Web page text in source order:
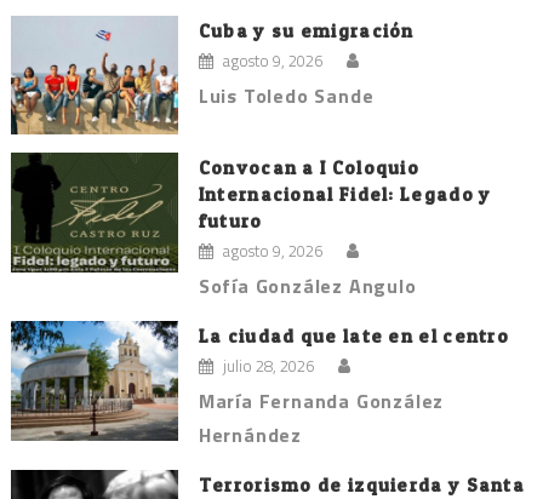
Cuba y su emigración
agosto 9, 2026
Luis Toledo Sande
Convocan a I Coloquio
Internacional Fidel: Legado y
futuro
agosto 9, 2026
Sofía González Angulo
La ciudad que late en el centro
julio 28, 2026
María Fernanda González
Hernández
Terrorismo de izquierda y Santa